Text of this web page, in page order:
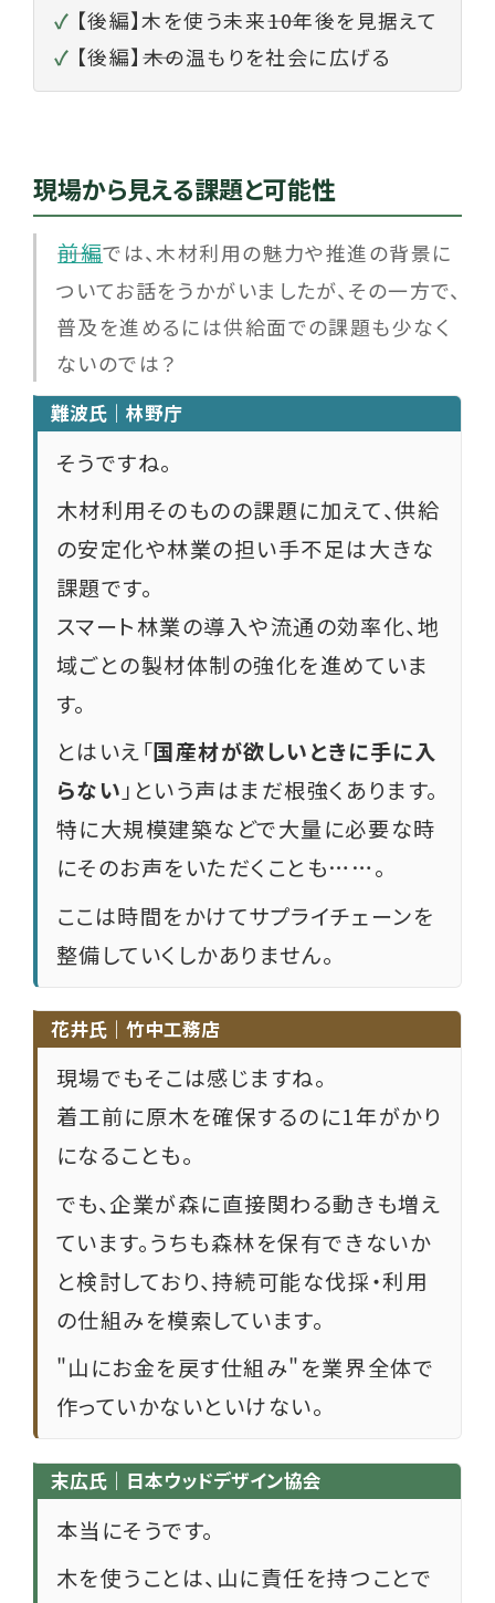
【後編】木を使う未来――10年後を見据えて
【後編】――木の温もりを社会に広げる
現場から見える課題と可能性
――前編では、木材利用の魅力や推進の背景に
ついてお話をうかがいましたが、その一方で、
普及を進めるには供給面での課題も少なく
ないのでは？
難波氏｜林野庁
そうですね。
木材利用そのものの課題に加えて、供給
の安定化や林業の担い手不足は大きな
課題です。
スマート林業の導入や流通の効率化、地
域ごとの製材体制の強化を進めていま
す。
とはいえ「国産材が欲しいときに手に入
らない」という声はまだ根強くあります。
特に大規模建築などで大量に必要な時
にそのお声をいただくことも……。
ここは時間をかけてサプライチェーンを
整備していくしかありません。
花井氏｜竹中工務店
現場でもそこは感じますね。
着工前に原木を確保するのに1年がかり
になることも。
でも、企業が森に直接関わる動きも増え
ています。うちも森林を保有できないか
と検討しており、持続可能な伐採・利用
の仕組みを模索しています。
"山にお金を戻す仕組み"を業界全体で
作っていかないといけない。
末広氏｜日本ウッドデザイン協会
本当にそうです。
木を使うことは、山に責任を持つことで